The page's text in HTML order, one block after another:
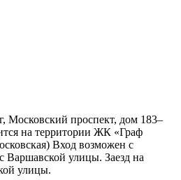
Московский проспект, дом 183–
на территории ЖК «Граф
Вход возможен с
Варшавской улицы. Заезд на
улицы.